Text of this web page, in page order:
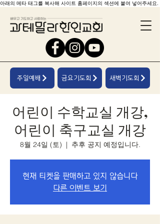
아래의 메타 태그를 복사해 사이트 홈페이지의 섹션에 붙여 넣어주세요.
주일예배 금요기도회 새벽기도회
어린이 수학교실 개강,
어린이 축구교실 개강
8월 24일 (토)
  |
추후 공지 예정입니다.
현재 티켓을 판매하고 있지 않습니다
다른 이벤트 보기